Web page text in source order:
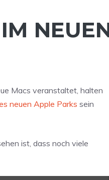
Macs veranstaltet, halten
neuen Apple Parks sein
ist, dass noch viele